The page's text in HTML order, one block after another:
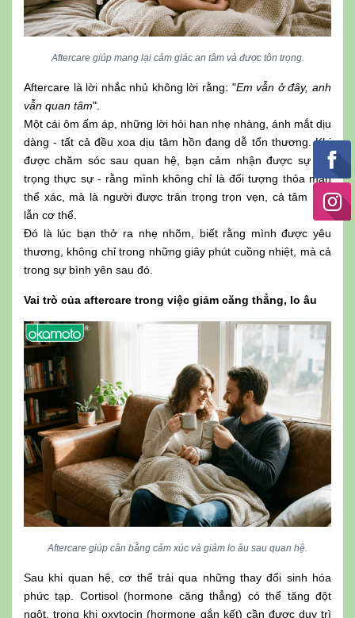
Aftercare giúp mang lại cảm giác an tâm và được tôn trọng.
Aftercare là lời nhắc nhủ không lời rằng: "Em vẫn ở đây, anh
vẫn quan tâm".
Một cái ôm ấm áp, những lời hỏi han nhẹ nhàng, ánh mắt dịu
dàng - tất cả đều xoa dịu tâm hồn đang dễ tổn thương. Khi
được chăm sóc sau quan hệ, bạn cảm nhận được sự tôn
trọng thực sự - rằng mình không chỉ là đối tượng thỏa mãn
thể xác, mà là người được trân trọng trọn vẹn, cả tâm hồn
lẫn cơ thể.
Đó là lúc bạn thở ra nhẹ nhõm, biết rằng mình được yêu
thương, không chỉ trong những giây phút cuồng nhiệt, mà cả
trong sự bình yên sau đó.
Vai trò của aftercare trong việc giảm căng thẳng, lo âu
Aftercare giúp cân bằng cảm xúc và giảm lo âu sau quan hệ.
Sau khi quan hệ, cơ thể trải qua những thay đổi sinh hóa
phức tạp. Cortisol (hormone căng thẳng) có thể tăng đột
ngột, trong khi oxytocin (hormone gắn kết) cần được duy trì